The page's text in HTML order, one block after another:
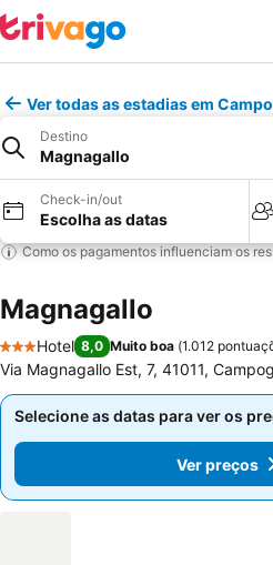
Ver todas as estadias em
Destino
Magnagallo
Check-in/out
Escolha as datas
Como os pagamentos influenciam os
Magnagallo
3 Estrelas
Hotel 8,0 Muito boa (1.012
Via Magnagallo Est, 7, 41011,
Selecione as datas para ver os
Ver
Selecione as datas para ver os
Ver preços